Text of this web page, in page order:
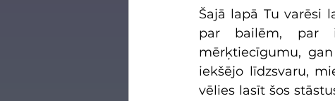
Šajā lapā Tu varēsi
par bailēm, par
mērķtiecīgumu,
iekšējo līdzsvaru,
vēlies lasīt šos